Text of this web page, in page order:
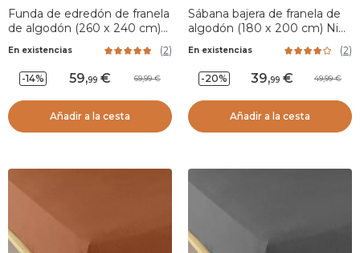
Funda de edredón de franela
de algodón (260 x 240 cm)
En existencias (2)
-14% 59,99 69,99
Añadir a la cesta
Sábana bajera de franela de
algodón (180 x 200 cm) Nina
En existencias (2)
-20% 39,99 49,99
Añadir a la cesta